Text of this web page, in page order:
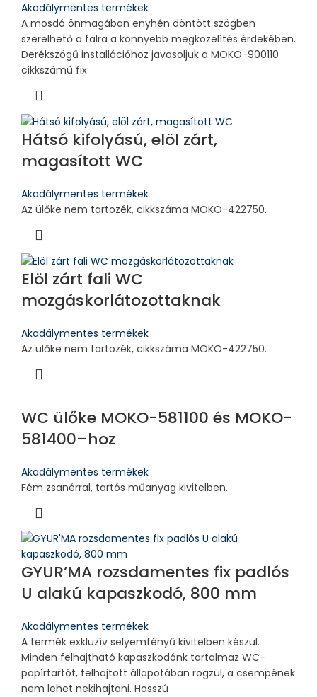
Akadálymentes termékek
A mosdó önmagában enyhén döntött szögben
szerelhető a falra a könnyebb megközelítés érdekében.
Derékszögű installációhoz javasoljuk a MOKO-900110
cikkszámú fix
Hátsó kifolyású, elöl zárt,
magasított WC
Akadálymentes termékek
Az ülőke nem tartozék, cikkszáma MOKO-422750.
Elöl zárt fali WC
mozgáskorlátozottaknak
Akadálymentes termékek
Az ülőke nem tartozék, cikkszáma MOKO-422750.
WC ülőke MOKO-581100 és MOKO-
581400–hoz
Akadálymentes termékek
Fém zsanérral, tartós műanyag kivitelben.
GYUR’MA rozsdamentes fix padlós
U alakú kapaszkodó, 800 mm
Akadálymentes termékek
A termék exkluzív selyemfényű kivitelben készül.
Minden felhajtható kapaszkodónk tartalmaz WC-
papírtartót, felhajtott állapotában rögzül, a csempének
nem lehet nekihajtani. Hosszú